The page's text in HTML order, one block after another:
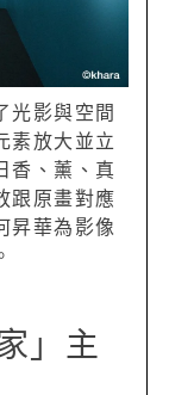
光影與空間
素放大並立
香、薰、真
跟原畫對應
昇華為影像
」主